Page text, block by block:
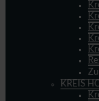
KREIS